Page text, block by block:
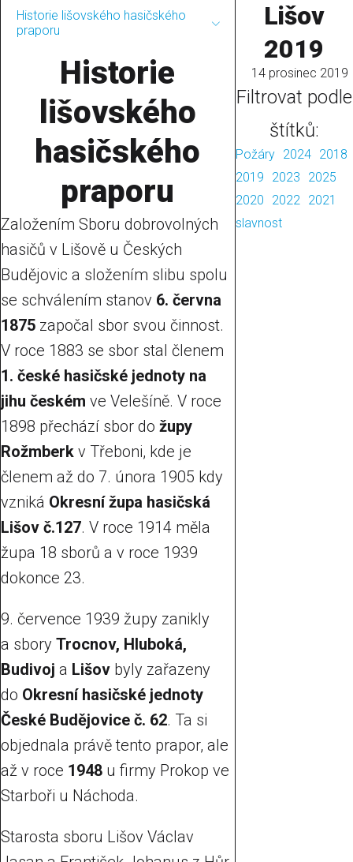
Historie lišovského hasičského
praporu
Historie
lišovského
hasičského
praporu
Založením Sboru dobrovolných
hasičů v Lišově u Českých
Budějovic a složením slibu spolu
se schválením stanov 6. června
1875 započal sbor svou činnost.
V roce 1883 se sbor stal členem
1. české hasičské jednoty na
jihu českém ve Velešíně. V roce
1898 přechází sbor do župy
Rožmberk v Třeboni, kde je
členem až do 7. února 1905 kdy
vzniká Okresní župa hasičská
Lišov č.127. V roce 1914 měla
župa 18 sborů a v roce 1939
dokonce 23.
9. července 1939 župy zanikly
a sbory Trocnov, Hluboká,
Budivoj a Lišov byly zařazeny
do Okresní hasičské jednoty
České Budějovice č. 62. Ta si
objednala právě tento prapor, ale
až v roce 1948 u firmy Prokop ve
Starboři u Náchoda.
Starosta sboru Lišov Václav
Lišov
2019
14 prosinec 2019
Filtrovat podle
štítků:
Požáry 2024 2018
2019
2023
2025
2020
2022 2021
slavnost